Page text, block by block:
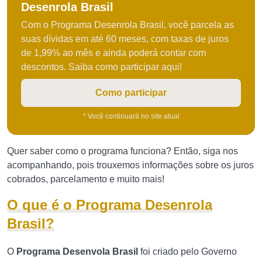
Desenrola Brasil
Com o Programa Desenrola Brasil, você parcela as
suas dívidas em até 60 meses, com taxas de juros
de 1,99% ao mês e ainda poderá contar com
descontos. Saiba como participar aqui!
Como participar
* Você continuará no site atual
Quer saber como o programa funciona? Então, siga nos
acompanhando, pois trouxemos informações sobre os juros
cobrados, parcelamento e muito mais!
O que é o Programa Desenrola
Brasil?
O Programa Desenvola Brasil foi criado pelo Governo